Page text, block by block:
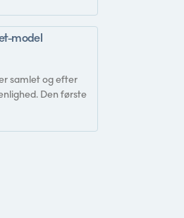
model
samlet og efter
Den første